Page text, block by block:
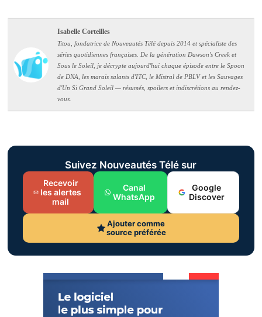
Isabelle Corteilles
Titou, fondatrice de Nouveautés Télé depuis 2014 et spécialiste des
séries quotidiennes françaises. De la génération Dawson's Creek et
Sous le Soleil, je décrypte aujourd'hui chaque épisode entre le Spoon
de DNA, les marais salants d'ITC, le Mistral de PBLV et les Sauvages
d'Un Si Grand Soleil — résumés, spoilers et indiscrétions au rendez-
vous.
Suivez Nouveautés Télé sur
Recevoir
les alertes
mail
Canal
WhatsApp
Google
Discover
Ajouter comme
source préférée